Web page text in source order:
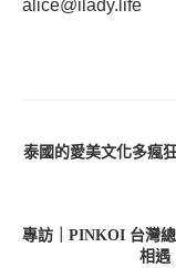
alice@ilady.life
泰國的愛美文化多瘋
專訪｜PINKOI 台灣
相遇